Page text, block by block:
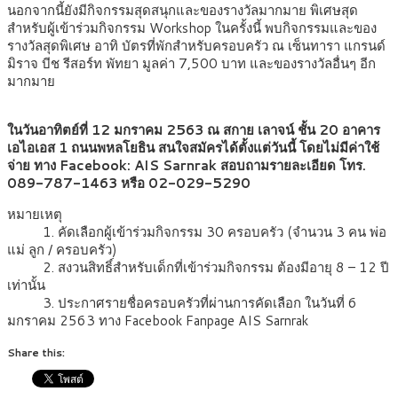
นอกจากนี้ยังมีกิจกรรมสุดสนุกและของรางวัลมากมาย พิเศษสุด
สำหรับผู้เข้าร่วมกิจกรรม Workshop ในครั้งนี้ พบกิจกรรมและของ
รางวัลสุดพิเศษ อาทิ บัตรที่พักสำหรับครอบครัว ณ เซ็นทารา แกรนด์
มิราจ บีช รีสอร์ท พัทยา มูลค่า 7,500 บาท และของรางวัลอื่นๆ อีก
มากมาย
ในวันอาทิตย์ที่ 12 มกราคม 2563 ณ สกาย เลาจน์ ชั้น 20 อาคาร
เอไอเอส 1 ถนนพหลโยธิน สนใจสมัครได้ตั้งแต่วันนี้ โดยไม่มีค่าใช้
จ่าย ทาง Facebook: AIS Sarnrak สอบถามรายละเอียด โทร.
089-787-1463 หรือ 02-029-5290
หมายเหตุ
1. คัดเลือกผู้เข้าร่วมกิจกรรม 30 ครอบครัว (จำนวน 3 คน พ่อ
แม่ ลูก / ครอบครัว)
2. สงวนสิทธิ์สำหรับเด็กที่เข้าร่วมกิจกรรม ต้องมีอายุ 8 – 12 ปี
เท่านั้น
3. ประกาศรายชื่อครอบครัวที่ผ่านการคัดเลือก ในวันที่ 6
มกราคม 2563 ทาง Facebook Fanpage AIS Sarnrak
Share this: